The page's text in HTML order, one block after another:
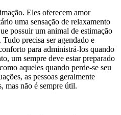
Eles oferecem amor
uma sensação de relaxamento
possuir um animal de estimação
precisa ser agendado e
para administrá-los quando
um sempre deve estar preparado
aqueles quando perde-se seu
as pessoas geralmente
mas não é sempre útil.